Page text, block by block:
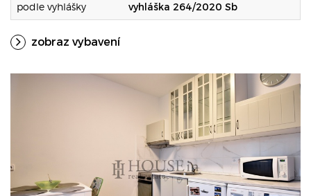
podle vyhlášky vyhláška 264/2020 Sb
zobraz vybavení